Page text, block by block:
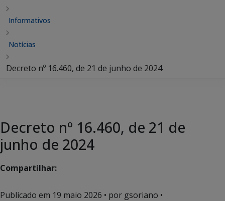
Informativos
Notícias
Decreto nº 16.460, de 21 de junho de 2024
Decreto nº 16.460, de 21 de
junho de 2024
Compartilhar:
Publicado em 19 maio 2026 • por gsoriano •